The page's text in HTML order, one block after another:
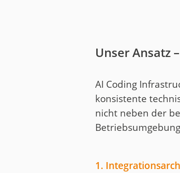
Unser Ansatz
AI Coding
konsistente
nicht neben der
1.